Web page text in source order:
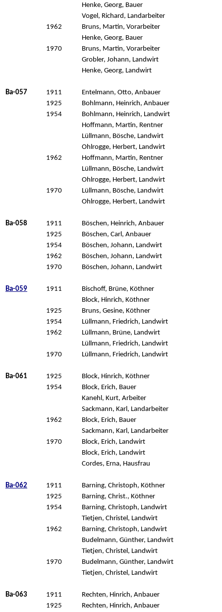
Henke, Georg, Bauer
Vogel, Richard, Landarbeiter
1962
Bruns, Martin, Vorarbeiter
Henke, Georg, Bauer
1970
Bruns, Martin, Vorarbeiter
Grobler, Johann, Landwirt
Henke, Georg, Landwirt
Ba-057 1911
Entelmann, Otto, Anbauer
1925
Bohlmann, Heinrich, Anbauer
1954
Bohlmann, Heinrich, Landwirt
Hoffmann, Martin, Rentner
Lüllmann, Bösche, Landwirt
Ohlrogge, Herbert, Landwirt
1962
Hoffmann, Martin, Rentner
Lüllmann, Bösche, Landwirt
Ohlrogge, Herbert, Landwirt
1970
Lüllmann, Bösche, Landwirt
Ohlrogge, Herbert, Landwirt
Ba-058 1911
Böschen, Heinrich, Anbauer
1925
Böschen, Carl, Anbauer
1954
Böschen, Johann, Landwirt
1962
Böschen, Johann, Landwirt
1970
Böschen, Johann, Landwirt
Ba-059 1911
Bischoff, Brüne, Köthner
Block, Hinrich, Köthner
1925
Bruns, Gesine, Köthner
1954
Lüllmann, Friedrich, Landwirt
1962
Lüllmann, Brüne, Landwirt
Lüllmann, Friedrich, Landwirt
1970
Lüllmann, Friedrich, Landwirt
Ba-061 1925
Block, Hinrich, Köthner
1954
Block, Erich, Bauer
Kanehl, Kurt, Arbeiter
Sackmann, Karl, Landarbeiter
1962
Block, Erich, Bauer
Sackmann, Karl, Landarbeiter
1970
Block, Erich, Landwirt
Block, Erich, Landwirt
Cordes, Erna, Hausfrau
Ba-062 1911
Barning, Christoph, Köthner
1925
Barning, Christ., Köthner
1954
Barning, Christoph, Landwirt
Tietjen, Christel, Landwirt
1962
Barning, Christoph, Landwirt
Budelmann, Günther, Landwirt
Tietjen, Christel, Landwirt
1970
Budelmann, Günther, Landwirt
Tietjen, Christel, Landwirt
Ba-063 1911
Rechten, Hinrich, Anbauer
1925
Rechten, Hinrich, Anbauer